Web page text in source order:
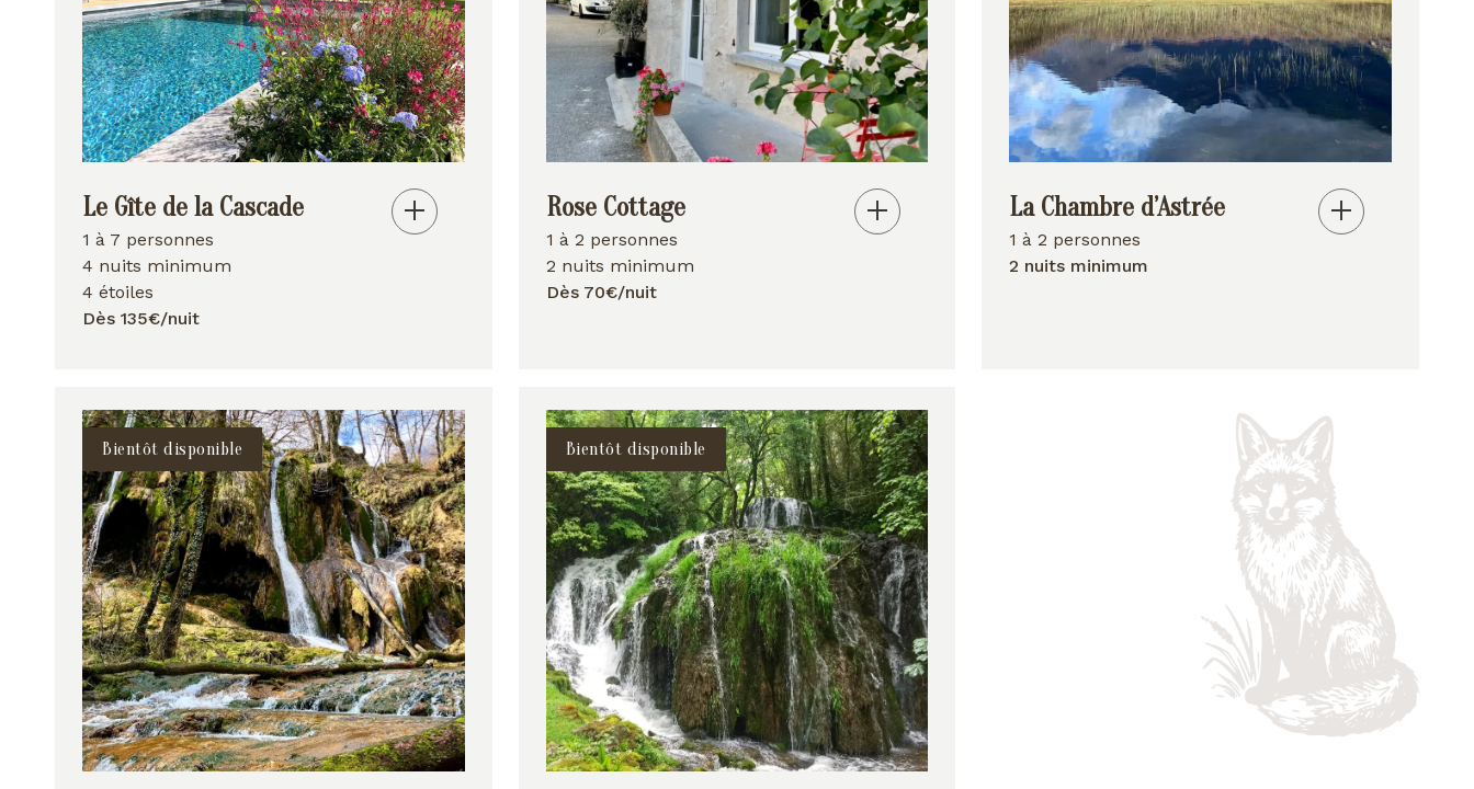
Le Gîte de la Cascade
1 à 7 personnes
4 nuits minimum
4 étoiles
Dès 135€/nuit
Rose Cottage
1 à 2 personnes
2 nuits minimum
Dès 70€/nuit
La Chambre d’Astrée
1 à 2 personnes
2 nuits minimum
Bientôt disponible Bientôt disponible